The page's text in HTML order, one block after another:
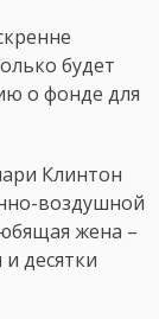
будет
о фонде для
Клинтон
воздушной
жена –
десятки